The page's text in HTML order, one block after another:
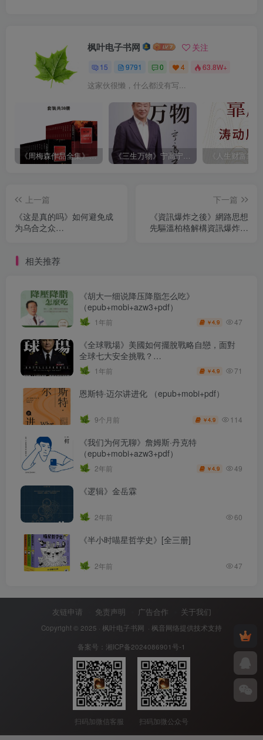
枫叶电子书网 关注
15 9791 0 4 63.8W+
这家伙很懒，什么都没有写...
《周梅森作品全集》[共30册] 《三生万物》宁高宁（epub+mobi+azw3+pdf）
上一篇
《这是真的吗》如何避免成
为乌合之众
下一篇
《資訊爆炸之後》網路思想
先驅溫柏格解構資訊爆炸、
相关推荐
《胡大一细说降压降脂怎么吃》
（epub+mobi+azw3+pdf）
1年前 ￥4.9 47
《全球戰場》美國如何擺脫戰略自戀，面對
全球七大安全挑戰？
（epub+mobi+azw3+pdf）
1年前 ￥4.9 71
恩斯特·迈尔讲进化 （epub+mobi+pdf）
9个月前 ￥4.9 114
《我们为何无聊》詹姆斯·丹克特
（epub+mobi+azw3+pdf）
2年前 ￥4.9 49
《逻辑》金岳霖
2年前 60
《半小时喵星哲学史》[全三册]
2年前 47
友链申请 免责声明 广告合作 关于我们
Copyright © 2025 · 枫叶电子书网 · 枫音网络提供技术支持
备案号： 湘ICP备2024086901号-1
扫码加微信客服 扫码加微公众号